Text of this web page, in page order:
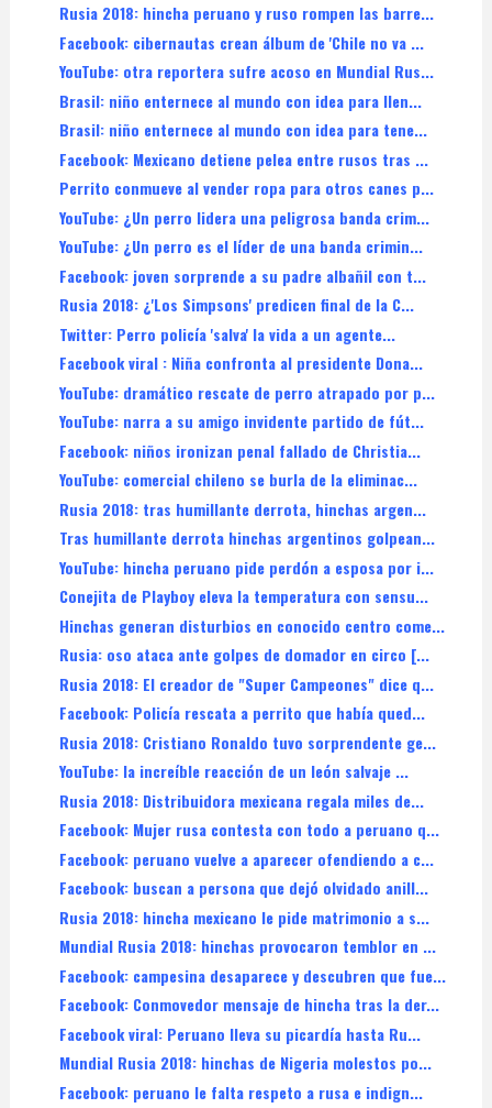
Rusia 2018: hincha peruano y ruso rompen las barre...
Facebook: cibernautas crean álbum de 'Chile no va ...
YouTube: otra reportera sufre acoso en Mundial Rus...
Brasil: niño enternece al mundo con idea para llen...
Brasil: niño enternece al mundo con idea para tene...
Facebook: Mexicano detiene pelea entre rusos tras ...
Perrito conmueve al vender ropa para otros canes p...
YouTube: ¿Un perro lidera una peligrosa banda crim...
YouTube: ¿Un perro es el líder de una banda crimin...
Facebook: joven sorprende a su padre albañil con t...
Rusia 2018: ¿'Los Simpsons' predicen final de la C...
Twitter: Perro policía 'salva' la vida a un agente...
Facebook viral : Niña confronta al presidente Dona...
YouTube: dramático rescate de perro atrapado por p...
YouTube: narra a su amigo invidente partido de fút...
Facebook: niños ironizan penal fallado de Christia...
YouTube: comercial chileno se burla de la eliminac...
Rusia 2018: tras humillante derrota, hinchas argen...
Tras humillante derrota hinchas argentinos golpean...
YouTube: hincha peruano pide perdón a esposa por i...
Conejita de Playboy eleva la temperatura con sensu...
Hinchas generan disturbios en conocido centro come...
Rusia: oso ataca ante golpes de domador en circo [...
Rusia 2018: El creador de "Super Campeones" dice q...
Facebook: Policía rescata a perrito que había qued...
Rusia 2018: Cristiano Ronaldo tuvo sorprendente ge...
YouTube: la increíble reacción de un león salvaje ...
Rusia 2018: Distribuidora mexicana regala miles de...
Facebook: Mujer rusa contesta con todo a peruano q...
Facebook: peruano vuelve a aparecer ofendiendo a c...
Facebook: buscan a persona que dejó olvidado anill...
Rusia 2018: hincha mexicano le pide matrimonio a s...
Mundial Rusia 2018: hinchas provocaron temblor en ...
Facebook: campesina desaparece y descubren que fue...
Facebook: Conmovedor mensaje de hincha tras la der...
Facebook viral: Peruano lleva su picardía hasta Ru...
Mundial Rusia 2018: hinchas de Nigeria molestos po...
Facebook: peruano le falta respeto a rusa e indign...